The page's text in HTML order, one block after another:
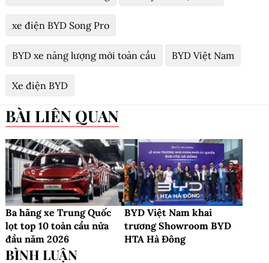
xe mỗi ngày. Con số này phản ánh tốc độ tăng
hơn 40% so với khoảng thời gian giữa cột mốc 12
BYD xe điện 14 triệu xe năng lượng mới
BYD Brasil xuất xưởng ô tô hybrid Việt Nam
xe điện BYD Song Pro
BYD xe năng lượng mới toàn cầu BYD Việt Nam
Xe điện BYD